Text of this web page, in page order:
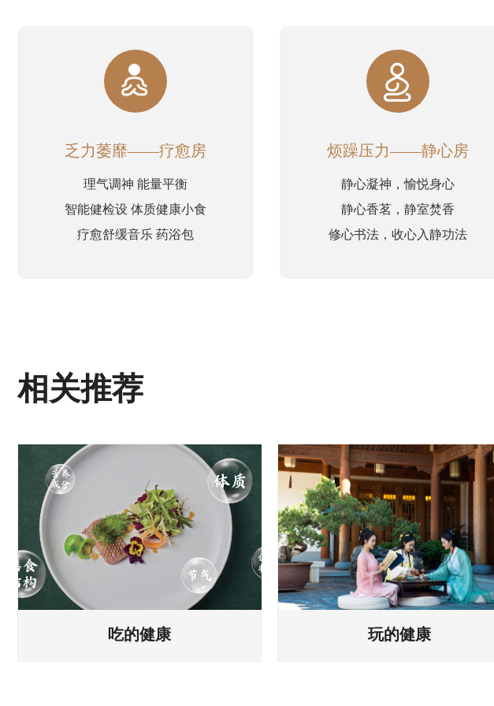
乏力萎靡——疗愈房
理气调神 能量平衡
智能健检设 体质健康小食
疗愈舒缓音乐 药浴包
烦躁压力——静心房
静心凝神，愉悦身心
静心香茗，静室焚香
修心书法，收心入静功法
相关推荐
吃的健康
吃的健康
七修深谙食养之道，研发“智能营养
师”体系，赋能健康食。可根据用户
健康状态及偏好，智能推荐个性化健
康餐食方案...
玩的健康
玩的健康
美好生活需要无时无刻浇灌健康和元
气。七修洞察不同社群需求，解构不
同年龄段对于休闲生活的细分需求，
研发康养、娱乐、运动等项目...